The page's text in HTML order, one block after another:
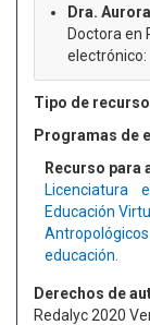
Dra.
Doctora en
electrónico:
Tipo de
Programas de
Recurso para
Licenciatura
Educación
educación.
Derechos de
Redalyc 2020